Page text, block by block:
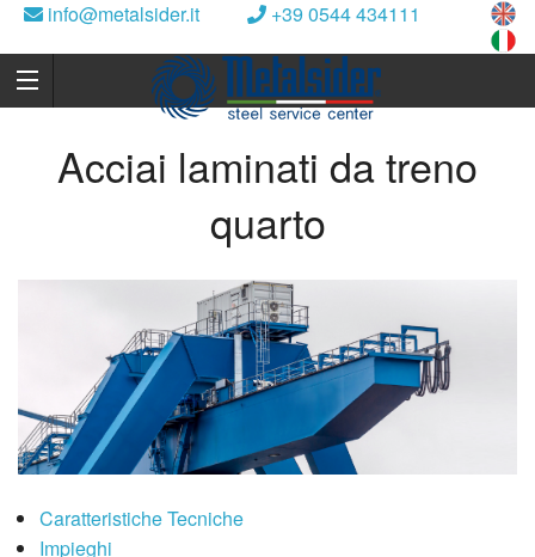
info@metalsider.it +39 0544 434111
Acciai laminati da treno
quarto
Caratteristiche Tecniche
Impieghi